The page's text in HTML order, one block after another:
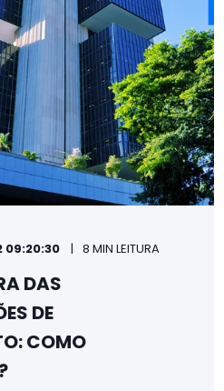
09:20:30 8 MIN LEITURA
DAS
DE
COMO